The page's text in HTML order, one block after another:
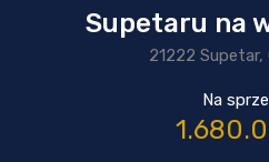
Supetaru na
21222
Na